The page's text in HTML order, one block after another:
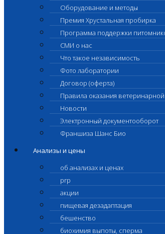
Оборудование и методы
Премия Хрустальная пробирка
Программа поддержки
СМИ о нас
Что такое независимость
Фото лаборатории
Договор (оферта)
Правила оказания
Новости
Электронный документооборот
Франшиза Шанс Био
Анализы и цены
об анализах и ценах
prp
акции
пищевая дезадаптация
бешенство
биохимия выпоты, сперма